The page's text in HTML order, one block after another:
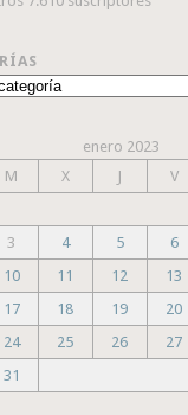
enero 2023
M X J V
3 4 5 6
10 11 12 13
17 18 19 20
24 25 26 27
31